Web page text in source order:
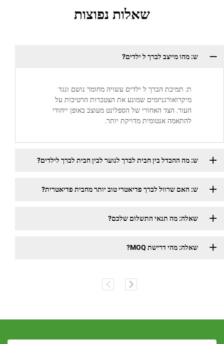
שאלות נפוצות
ש: מהו מייצב לברך ל ילדים?
ת: תמיכת הברך ל ילדים עשויה מחומר נושם ונגד
מיקרואורגניזמים שמונע את הצטברות הרטיבות על
העור. הצד האחורי של הספלינט מעוצב באופן ייחודי
להתאמה אנטומית מדויקת יותר.
ש: מה ההבדל בין חבית לברך לנוער לבין חבית לברך לילדים?
ש: האם שרוול לברך פדיאטרי טוב יותר מחבית פדיאטרית?
שאלה: מה תנאי התשלום שלכם?
שאלה: מהי דרישת MOQ?